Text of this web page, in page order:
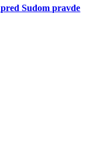
Sudom pravde